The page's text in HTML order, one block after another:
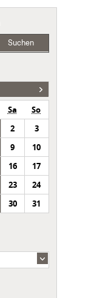
Suchen
Sa
So
2
3
9
10
16
17
23
24
30 31